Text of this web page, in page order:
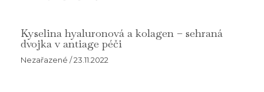
u
s
S
Kyselina hyaluronová a kolagen – sehraná
dvojka v antiage péči
Nezařazené / 23.11.2022